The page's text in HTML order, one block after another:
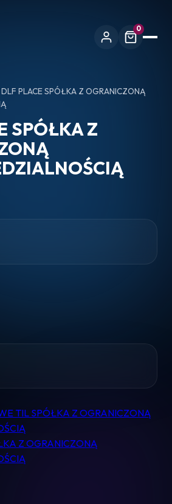
0
Pomoc
Kontakt
PLACE SPÓŁKA Z OGRANICZONĄ
SPÓŁKA Z
TIL SPÓŁKA Z OGRANICZONĄ
Z OGRANICZONĄ